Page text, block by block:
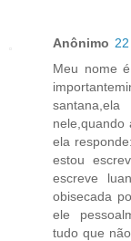
Anônimo
Meu nome
nele,quando
ela
estou
escreve
obisecada
ele
tudo que